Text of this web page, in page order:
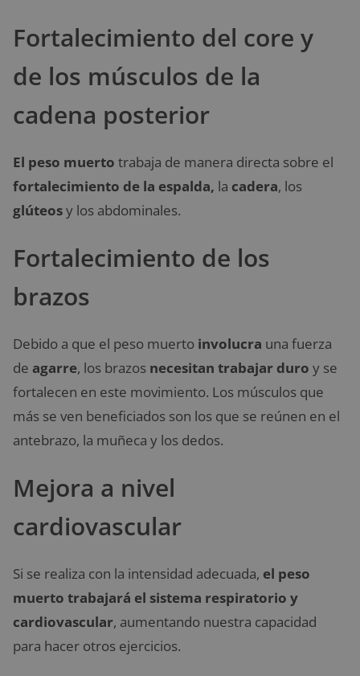
Fortalecimiento del core y
de los músculos de la
cadena posterior
El peso muerto trabaja de manera directa sobre el
fortalecimiento de la espalda, la cadera, los
glúteosy los abdominales.
Fortalecimiento de los
brazos
Debido a que el peso muerto involucra una fuerza
de agarre, los brazos necesitan trabajar duro y se
fortalecen en este movimiento. Los músculos que
más se ven beneficiados son los que se reúnen en el
antebrazo, la muñeca y los dedos.
Mejora a nivel
cardiovascular
Si se realiza con la intensidad adecuada, el peso
muerto trabajará el sistema respiratorio y
cardiovascular, aumentando nuestra capacidad
para hacer otros ejercicios.